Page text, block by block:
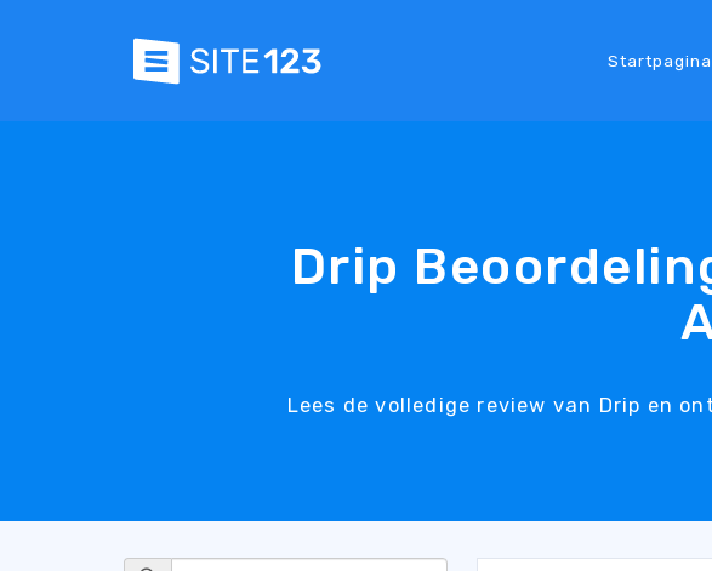
Startpagina
Drip
Lees de volledige review van Drip en